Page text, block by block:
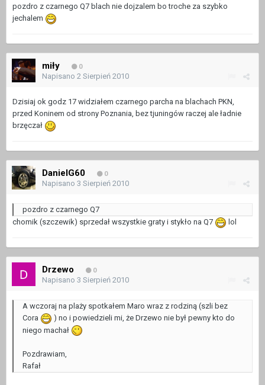
pozdro z czarnego Q7 blach nie dojzalem bo troche za szybko
jechalem
miły 0
Napisano 2 Sierpień 2010
Dzisiaj ok godz 17 widziałem czarnego parcha na blachach PKN,
przed Koninem od strony Poznania, bez tjuningów raczej ale ładnie
brzęczał
DanielG60 0
Napisano 3 Sierpień 2010
pozdro z czarnego Q7
chomik (szczewik) sprzedał wszystkie graty i stykło na Q7
lol
Drzewo 0
Napisano 3 Sierpień 2010
A wczoraj na plaży spotkałem Maro wraz z rodziną (szli bez
Cora
) no i powiedzieli mi, że Drzewo nie był pewny kto do
niego machał
Pozdrawiam,
Rafał